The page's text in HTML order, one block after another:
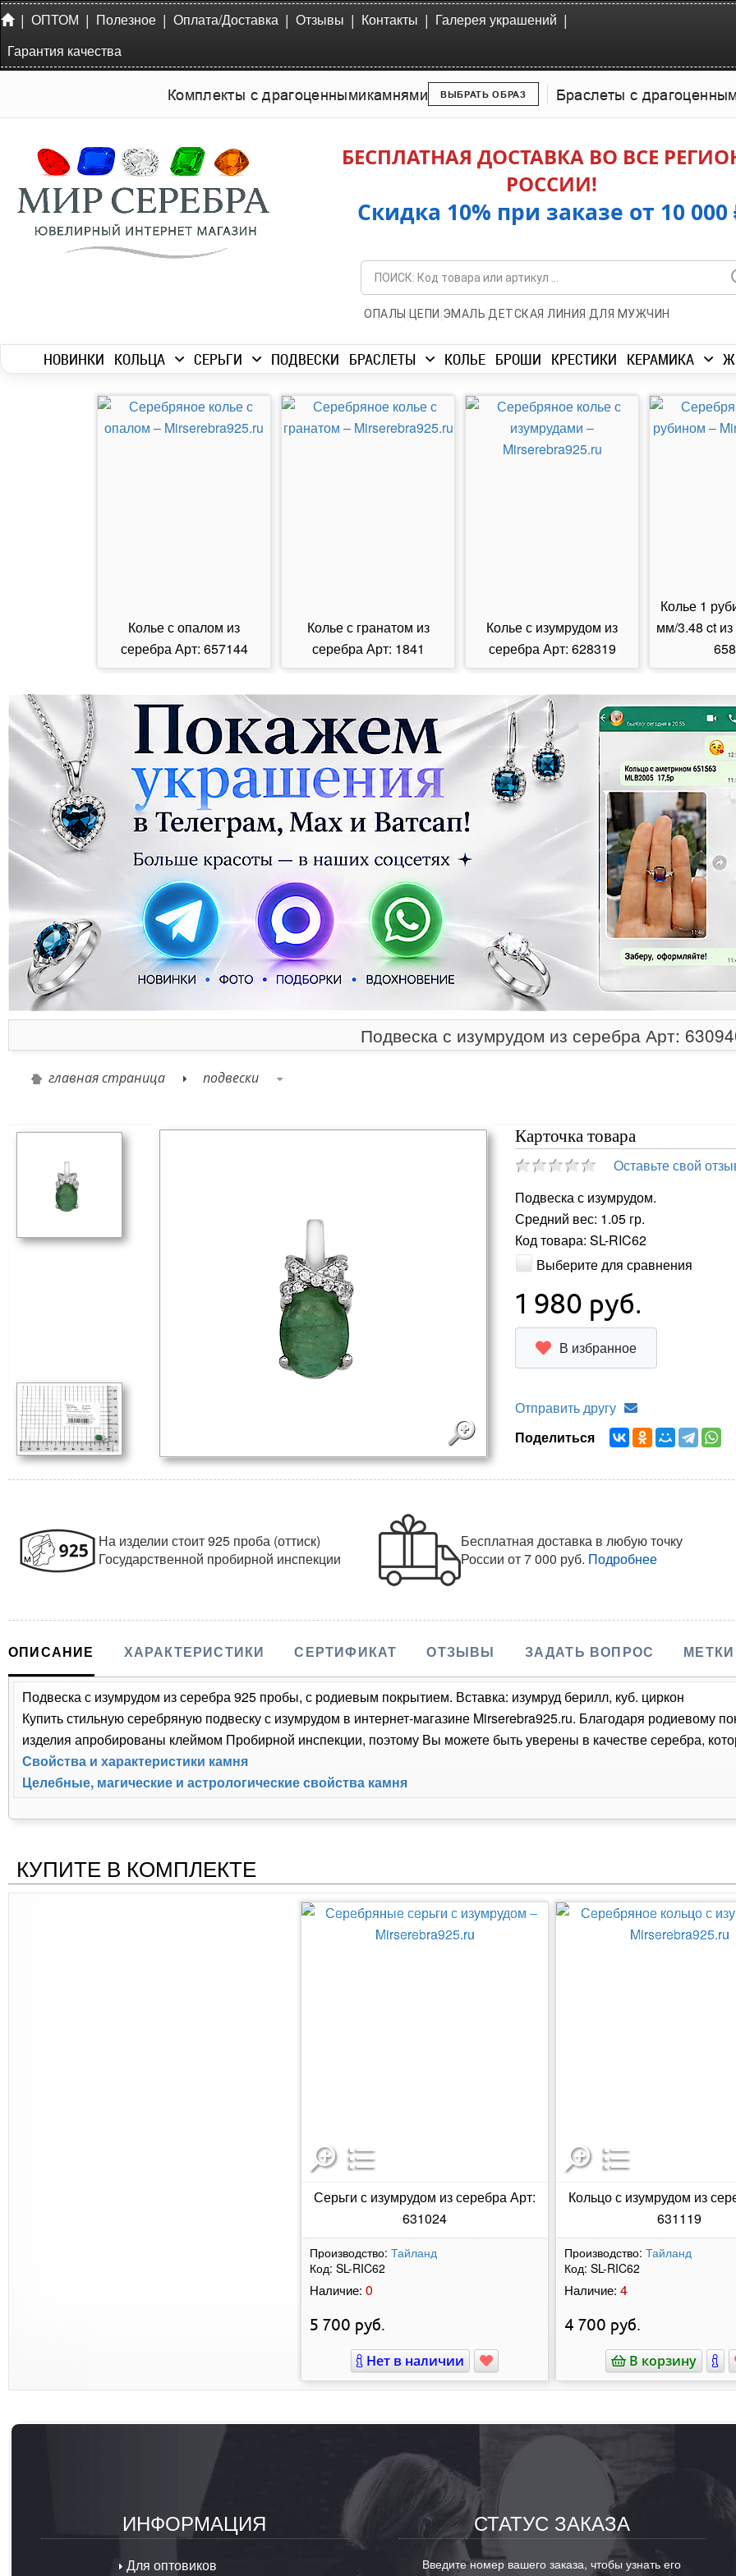
| ОПТОМ | Полезное | Оплата/Доставка | Отзывы | Контакты | Галерея украшений |
Гарантия качества
Комплекты с драгоценнымикамнями ВЫБРАТЬ ОБРАЗ Браслеты с
БЕСПЛАТНАЯ ДОСТАВКА ВО ВСЕ
РОССИИ!
Скидка 10% при заказе от 10 000
ОПАЛЫ | ЦЕПИ |ЭМАЛЬ|ДЕТСКАЯ ЛИНИЯ |ДЛЯ МУЖЧИН
НОВИНКИ КОЛЬЦА СЕРЬГИ ПОДВЕСКИ БРАСЛЕТЫ КОЛЬЕ БРОШИ КРЕСТИКИ КЕРАМИКА
Колье с опалом из
серебра Арт: 657144
Колье с гранатом из
серебра Арт: 1841
Колье с изумрудом из
серебра Арт: 628319
Колье 1
мм/3.48 ct
Подвеска с изумрудом из серебра Арт:
главная страница подвески
Карточка товара
Оставьте свой
Подвеска с изумрудом.
Средний вес: 1.05 гр.
Код товара: SL-RIC62
Выберите для сравнения
1 980 руб.
В избранное
Отправить другу
Поделиться
На изделии стоит 925 проба (оттиск)
Государственной пробирной инспекции
Бесплатная доставка в любую точку
Россииот 7 000 руб. Подробнее
ОПИСАНИЕ ХАРАКТЕРИСТИКИ СЕРТИФИКАТ ОТЗЫВЫ ЗАДАТЬ ВОПРОС МЕТКИ
Подвеска с изумрудом из серебра 925 пробы, с родиевым покрытием. Вставка: изумруд берилл, куб. циркон
Купить стильную серебряную подвеску с изумрудом в интернет-магазине Mirserebra925.ru. Благодаря родиевому
изделия апробированы клеймом Пробирной инспекции, поэтому Вы можете быть уверены в качестве серебра,
Свойства и характеристики камня
Целебные, магические и астрологические свойства камня
КУПИТЕ В КОМПЛЕКТЕ
Серьги с изумрудом из серебра Арт:
631024
Производство: Тайланд
Код: SL-RIC62
Наличие: 0
5 700 руб.
Нет в наличии
Кольцо с изумрудом из
631119
Производство: Тайланд
Код: SL-RIC62
Наличие: 4
4 700 руб.
В корзину
ИНФОРМАЦИЯ
Для оптовиков
СТАТУС ЗАКАЗА
Введите номер вашего заказа, чтобы узнать его